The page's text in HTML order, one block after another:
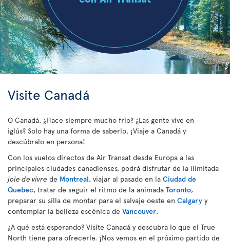
Visite Canadá
O Canadá. ¿Hace siempre mucho frío? ¿Las gente vive en
iglús? Solo hay una forma de saberlo. ¡Viaje a Canadá y
descúbralo en persona!
Con los vuelos directos de Air Transat desde Europa a las
principales ciudades canadienses, podrá disfrutar de la ilimitada
joie de vivre de Montreal, viajar al pasado en la Ciudad de
Quebec, tratar de seguir el ritmo de la animada Toronto,
preparar su silla de montar para el salvaje oeste en Calgary y
contemplar la belleza escénica de Vancouver.
¿A qué está esperando? Visite Canadá y descubra lo que el True
North tiene para ofrecerle. ¡Nos vemos en el próximo partido de